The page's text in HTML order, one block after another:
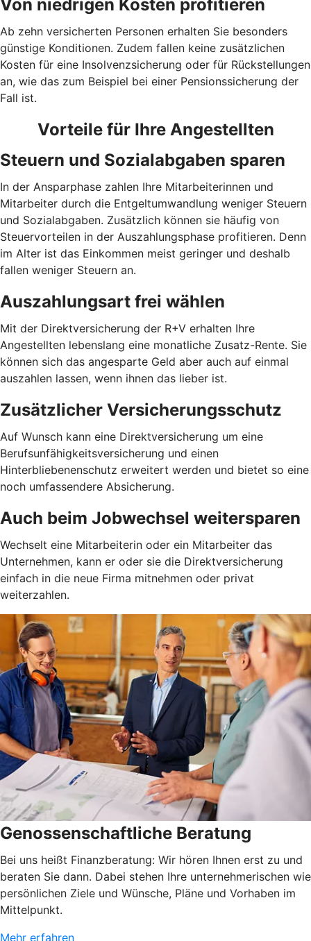
Von niedrigen Kosten profitieren
Ab zehn versicherten Personen erhalten Sie besonders
günstige Konditionen. Zudem fallen keine zusätzlichen
Kosten für eine Insolvenzsicherung oder für Rückstellungen
an, wie das zum Beispiel bei einer Pensionssicherung der
Fall ist.
Vorteile für Ihre Angestellten
Steuern und Sozialabgaben sparen
In der Ansparphase zahlen Ihre Mitarbeiterinnen und
Mitarbeiter durch die Entgeltumwandlung weniger Steuern
und Sozialabgaben. Zusätzlich können sie häufig von
Steuervorteilen in der Auszahlungsphase profitieren. Denn
im Alter ist das Einkommen meist geringer und deshalb
fallen weniger Steuern an.
Auszahlungsart frei wählen
Mit der Direktversicherung der R+V erhalten Ihre
Angestellten lebenslang eine monatliche Zusatz-Rente. Sie
können sich das angesparte Geld aber auch auf einmal
auszahlen lassen, wenn ihnen das lieber ist.
Zusätzlicher Versicherungsschutz
Auf Wunsch kann eine Direktversicherung um eine
Berufsunfähigkeitsversicherung und einen
Hinterbliebenenschutz erweitert werden und bietet so eine
noch umfassendere Absicherung.
Auch beim Jobwechsel weitersparen
Wechselt eine Mitarbeiterin oder ein Mitarbeiter das
Unternehmen, kann er oder sie die Direktversicherung
einfach in die neue Firma mitnehmen oder privat
weiterzahlen.
Genossenschaftliche Beratung
Bei uns heißt Finanzberatung: Wir hören Ihnen erst zu und
beraten Sie dann. Dabei stehen Ihre unternehmerischen wie
persönlichen Ziele und Wünsche, Pläne und Vorhaben im
Mittelpunkt.
Mehr erfahren